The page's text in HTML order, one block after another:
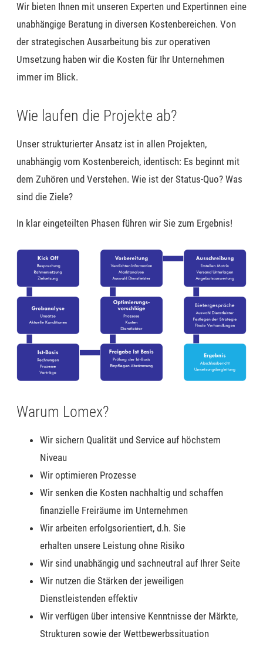
Wir bieten Ihnen mit unseren Experten und Expertinnen eine
unabhängige Beratung in diversen Kostenbereichen. Von
der strategischen Ausarbeitung bis zur operativen
Umsetzung haben wir die Kosten für Ihr Unternehmen
immer im Blick.
Wie laufen die Projekte ab?
Unser strukturierter Ansatz ist in allen Projekten,
unabhängig vom Kostenbereich, identisch: Es beginnt mit
dem Zuhören und Verstehen. Wie ist der Status-Quo? Was
sind die Ziele?
In klar eingeteilten Phasen führen wir Sie zum Ergebnis!
Warum Lomex?
Wir sichern Qualität und Service auf höchstem
Niveau
Wir optimieren Prozesse
Wir senken die Kosten nachhaltig und schaffen
finanzielle Freiräume im Unternehmen
Wir arbeiten erfolgsorientiert, d.h. Sie
erhalten unsere Leistung ohne Risiko
Wir sind unabhängig und sachneutral auf Ihrer Seite
Wir nutzen die Stärken der jeweiligen
Dienstleistenden effektiv
Wir verfügen über intensive Kenntnisse der Märkte,
Strukturen sowie der Wettbewerbssituation